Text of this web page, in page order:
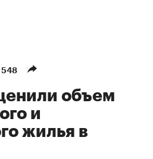
548
объем
и
жилья в